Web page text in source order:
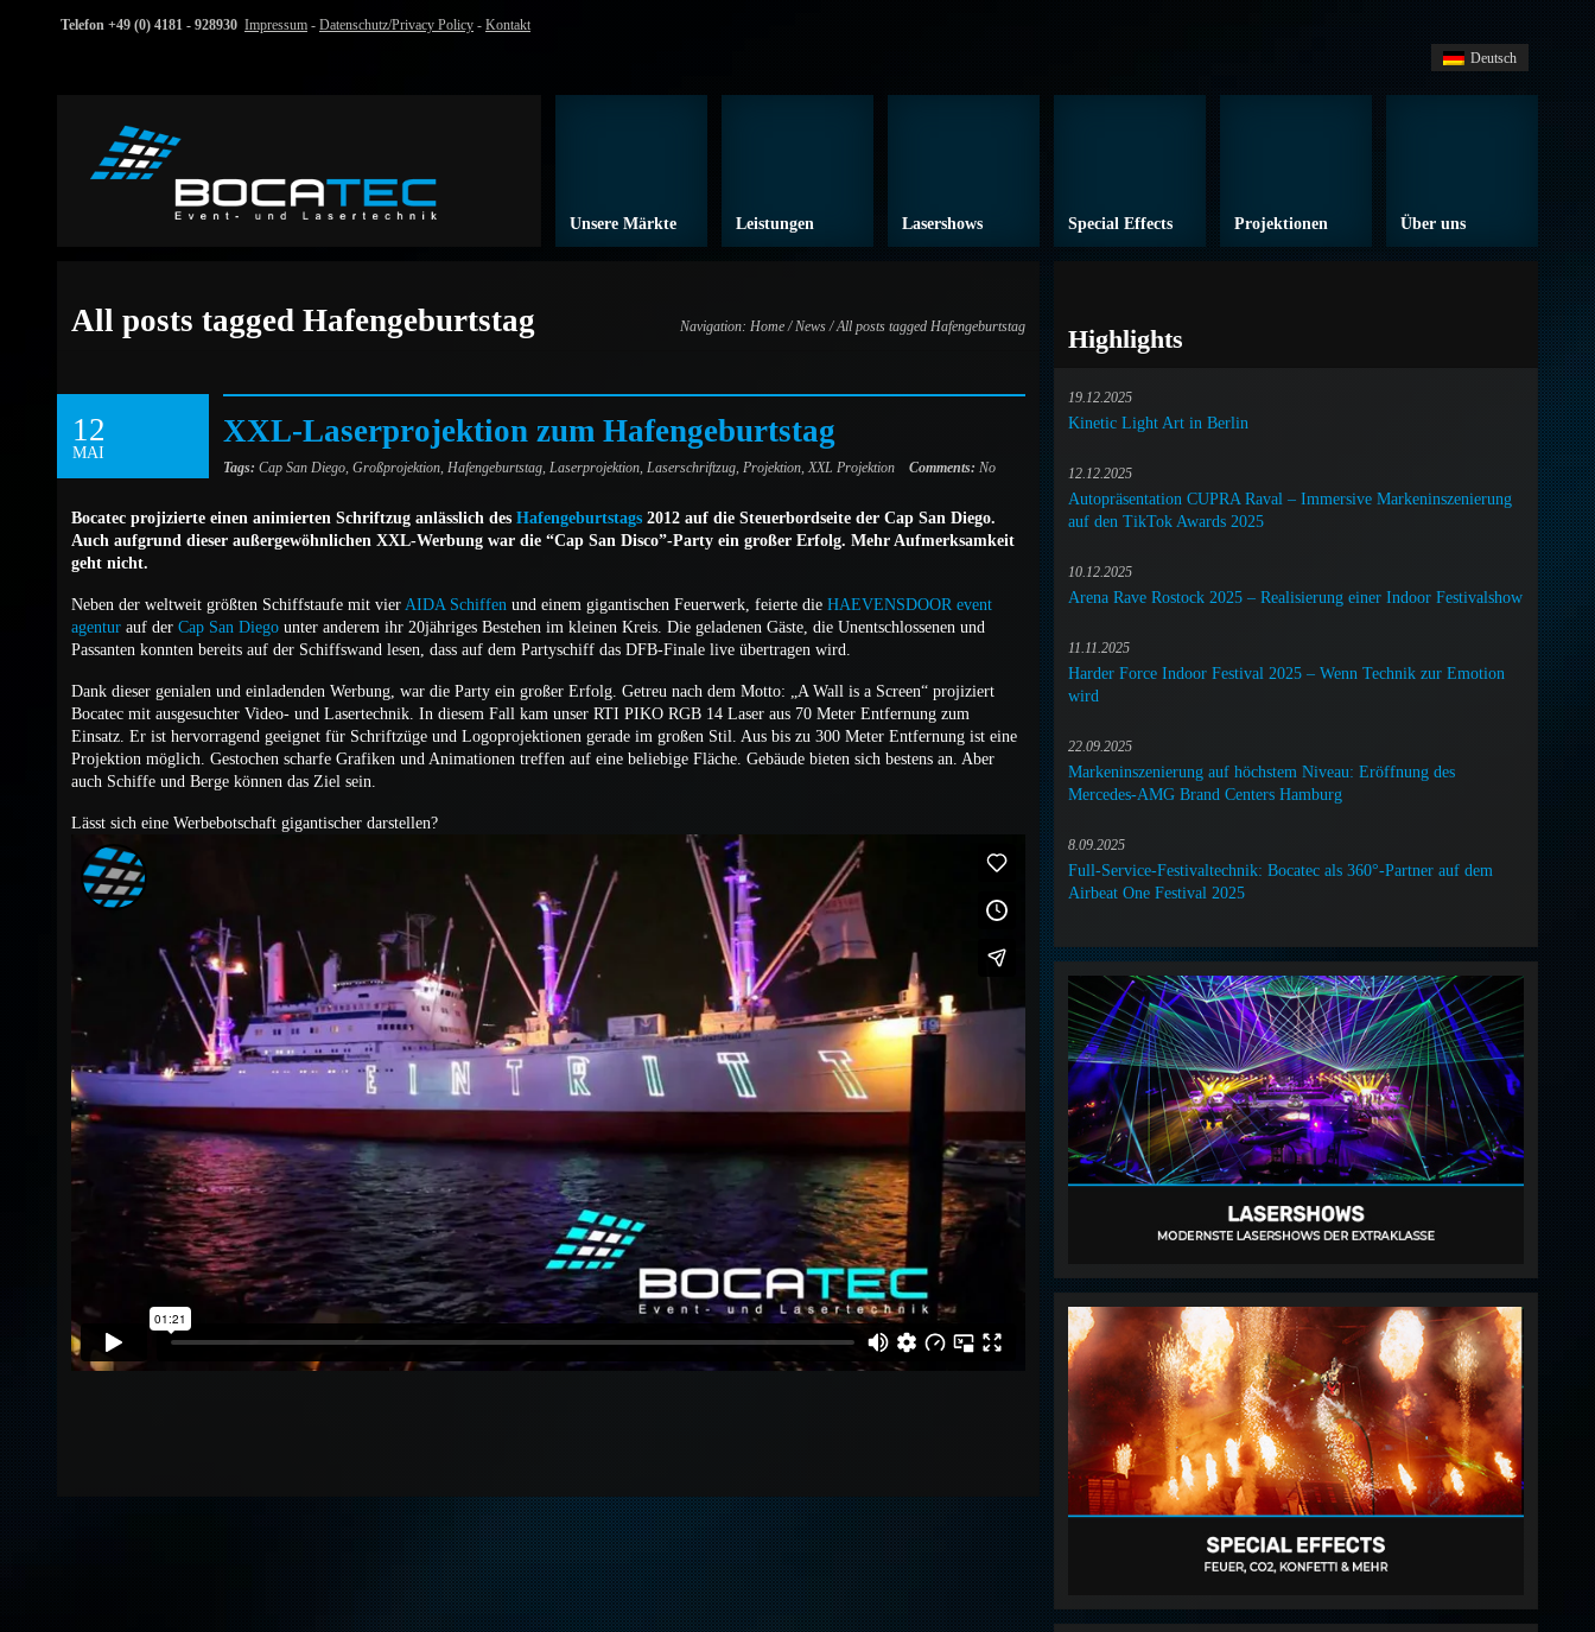
Telefon +49 (0) 4181 - 928930 Impressum - Datenschutz/Privacy Policy - Kontakt
Deutsch
Unsere Märkte Leistungen Lasershows Special Effects Projektionen Über uns
All posts tagged Hafengeburtstag Navigation: Home/News/ All posts tagged Hafengeburtstag
12
MAI
XXL-Laserprojektion zum Hafengeburtstag
Tags: Cap San Diego, Großprojektion, Hafengeburtstag, Laserprojektion, Laserschriftzug, Projektion,XXL Projektion Comments: No
Bocatec projizierte einen animierten Schriftzug anlässlich des Hafengeburtstags 2012 auf die Steuerbordseite der Cap San Diego.
Auch aufgrund dieser außergewöhnlichen XXL-Werbung war die “Cap San Disco”-Party ein großer Erfolg. Mehr Aufmerksamkeit
geht nicht.
Neben der weltweit größten Schiffstaufe mit vier AIDA Schiffen und einem gigantischen Feuerwerk, feierte die HAEVENSDOOR event
agentur auf der Cap San Diego unter anderem ihr 20jähriges Bestehen im kleinen Kreis. Die geladenen Gäste, die Unentschlossenen und
Passanten konnten bereits auf der Schiffswand lesen, dass auf dem Partyschiff das DFB-Finale live übertragen wird.
Dank dieser genialen und einladenden Werbung, war die Party ein großer Erfolg. Getreu nach dem Motto: „A Wall is a Screen“ projiziert
Bocatec mit ausgesuchter Video- und Lasertechnik. In diesem Fall kam unser RTI PIKO RGB 14 Laser aus 70 Meter Entfernung zum
Einsatz. Er ist hervorragend geeignet für Schriftzüge und Logoprojektionen gerade im großen Stil. Aus bis zu 300 Meter Entfernung ist eine
Projektion möglich. Gestochen scharfe Grafiken und Animationen treffen auf eine beliebige Fläche. Gebäude bieten sich bestens an. Aber
auch Schiffe und Berge können das Ziel sein.
Lässt sich eine Werbebotschaft gigantischer darstellen?
XXL-Laserprojektion zum Hafengeburtstag
Highlights
19.12.2025
Kinetic Light Art in Berlin
12.12.2025
Autopräsentation CUPRA Raval – Immersive Markeninszenierung
auf den TikTok Awards 2025
10.12.2025
Arena Rave Rostock 2025 – Realisierung einer Indoor Festivalshow
11.11.2025
Harder Force Indoor Festival 2025 – Wenn Technik zur Emotion
wird
22.09.2025
Markeninszenierung auf höchstem Niveau: Eröffnung des
Mercedes-AMG Brand Centers Hamburg
8.09.2025
Full-Service-Festivaltechnik: Bocatec als 360°-Partner auf dem
Airbeat One Festival 2025